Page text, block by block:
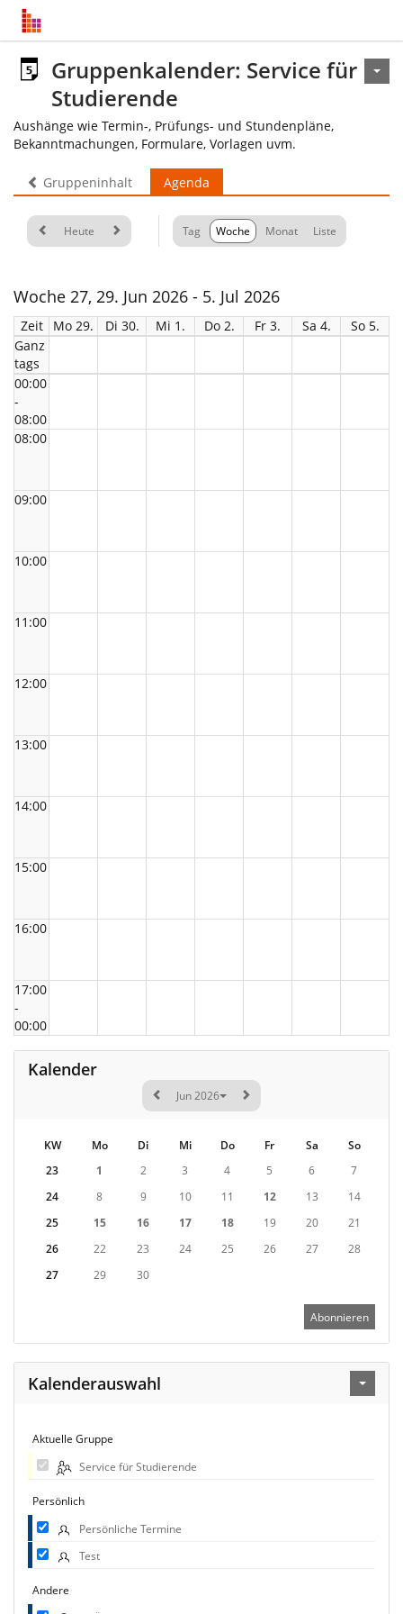
Gruppenkalender: Service für
Studierende
Aushänge wie Termin-, Prüfungs- und Stundenpläne,
Bekanntmachungen, Formulare, Vorlagen uvm.
Gruppeninhalt Agenda
Heute Tag Woche Monat Liste
Woche 27, 29. Jun 2026 - 5. Jul 2026
Zeit Mo 29. Di 30. Mi 1. Do 2. Fr 3. Sa 4.
So 5.
Ganz
tags
00:00
-
08:00
08:00
09:00
10:00
11:00
12:00
13:00
14:00
15:00
16:00
17:00
-
00:00
Kalender
Jun 2026
KW Mo Di Mi Do Fr Sa
So
23
1 2 3 4 5 6
7
24
8 9 10 11 12 13
14
25
15 16 17 18 19 20
21
26
22 23 24 25 26 27
28
27
29 30
Abonnieren
Kalenderauswahl
Aktuelle Gruppe
Service für Studierende
Persönlich
Persönliche Termine
Test
Andere